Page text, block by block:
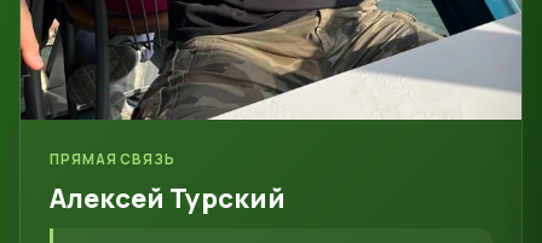
ПРЯМАЯ СВЯЗЬ
Алексей Турский